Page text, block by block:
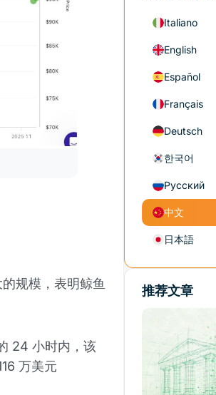
规模，表明鲸鱼
24 小时内，该
万美元
Italiano
English
Español
Français
Deutsch
한국어
Русский
中文
日本語
推荐文章